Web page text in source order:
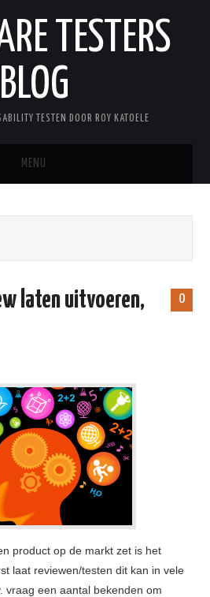
TESTERS
BLOG
TESTEN DOOR ROY KATOELE
MENU
0
laten uitvoeren,
product op de markt zet is het
laat reviewen/testen dit kan in vele
vraag een aantal bekenden om